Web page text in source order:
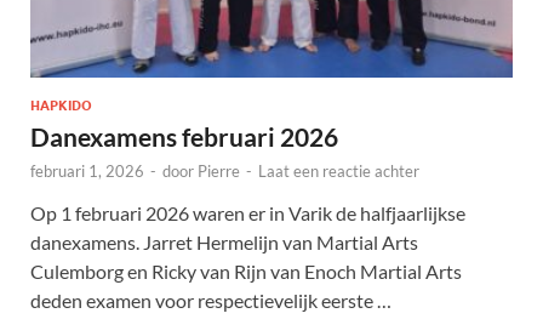
HAPKIDO
Danexamens februari 2026
februari 1, 2026 - door Pierre - Laat een reactie achter
Op 1 februari 2026 waren er in Varik de halfjaarlijkse
danexamens. Jarret Hermelijn van Martial Arts
Culemborg en Ricky van Rijn van Enoch Martial Arts
deden examen voor respectievelijk eerste …